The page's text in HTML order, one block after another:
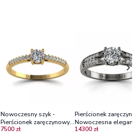
Nowoczesny szyk -
Pierścionek zaręczynowy z
żółtego złota z
7500 zł
Pierścionek
Nowoczesna
czarne złoto z
14300 zł